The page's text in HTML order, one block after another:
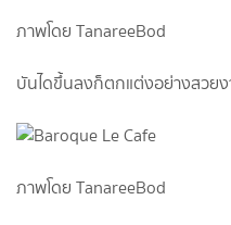
ภาพโดย TanareeBod
บันไดขึ้นลงก็ตกแต่งอย่างสวยง
ภาพโดย TanareeBod